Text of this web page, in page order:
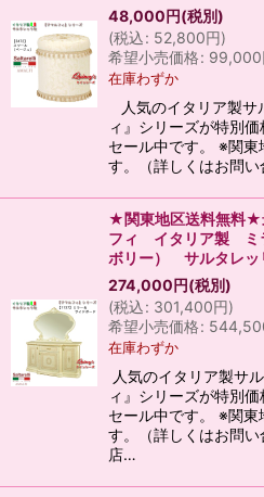
48,000円(税別)
(税込: 52,800円)
希望小売価格: 99,000
在庫わずか
人気のイタリア製サ
ィ』シリーズが特別
セール中です。 ※関東
す。（詳しくはお問
★関東地区送料無料★
フィ イタリア製 ミ
ボリー） サルタレッ
274,000円(税別)
(税込: 301,400円)
希望小売価格:
在庫わずか
人気のイタリア製サ
ィ』シリーズが特別
セール中です。 ※関東
す。（詳しくはお問
店…